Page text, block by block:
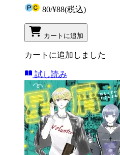
80/¥88(税込)
カートに追加
カートに追加しました
試し読み